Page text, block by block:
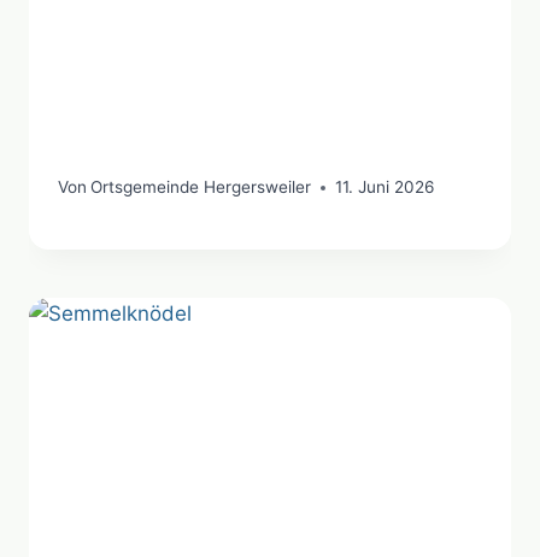
Von Ortsgemeinde Hergersweiler 11. Juni 2026